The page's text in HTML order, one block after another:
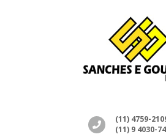
(11) 4759-
(11) 9 4030-